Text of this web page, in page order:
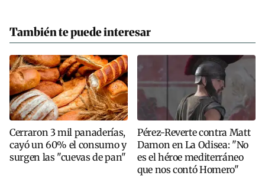
También te puede interesar
Cerraron 3 mil panaderías,
cayó un 60% el consumo y
surgen las "cuevas de pan"
Pérez-Reverte contra Matt
Damon en La Odisea: "No
es el héroe mediterráneo
que nos contó Homero"